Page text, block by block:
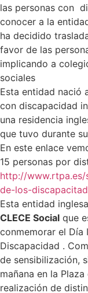
las personas con
conocer a la
ha decidido
favor de las
implicando a
sociales
Esta entidad nació
con discapacidad
una residencia
que tuvo durante
En este enlace
15 personas por
http://www.rtpa.es/
de-los-
Esta entidad
CLECE Social que
conmemorar el Día
Discapacidad .
de sensibilización,
mañana en la
realización de